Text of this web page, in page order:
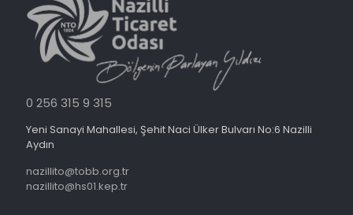
0 256 315 9 315
Yeni Sanayi Mahallesi, Şehit Naci Ülker Bulvarı No:6 Nazilli
Aydın
nazillito@tobb.org.tr
nazillito@hs01.kep.tr